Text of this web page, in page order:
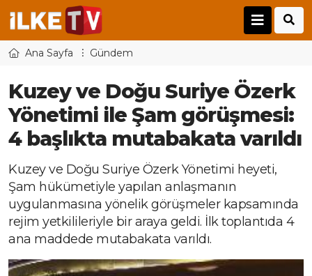
Ana Sayfa Gündem
Kuzey ve Doğu Suriye Özerk
Yönetimi ile Şam görüşmesi:
4 başlıkta mutabakata varıldı
Kuzey ve Doğu Suriye Özerk Yönetimi heyeti,
Şam hükümetiyle yapılan anlaşmanın
uygulanmasına yönelik görüşmeler kapsamında
rejim yetkilileriyle bir araya geldi. İlk toplantıda 4
ana maddede mutabakata varıldı.